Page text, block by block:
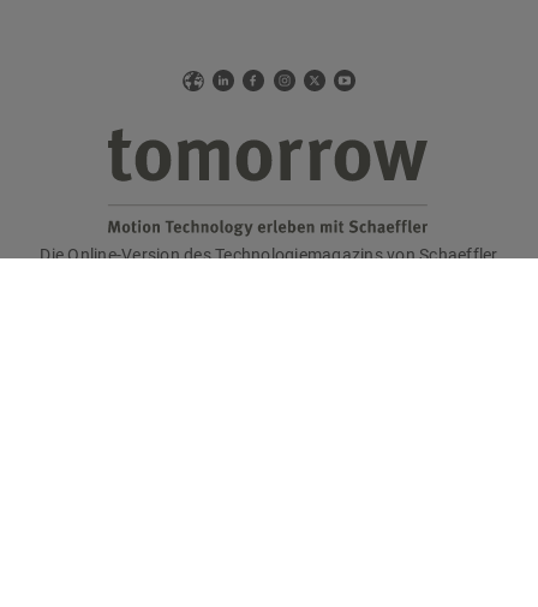
WebLinkedIn
Facebook
Instagram
X YouTube
tomorrow
Die Online-Version des Technologiemagazins von Schaeffler